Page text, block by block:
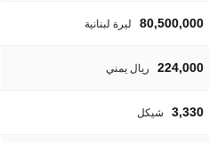
80,500,000 ليرة لبنانية
224,000 ريال يمني
3,330 شيكل